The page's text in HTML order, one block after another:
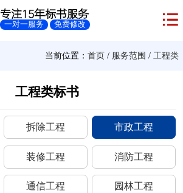
专注15年标书服务
一对一服务 免费修改
当前位置： 首页 / 服务范围 / 工程类
工程类标书
拆除工程 市政工程
装修工程 消防工程
通信工程 园林工程